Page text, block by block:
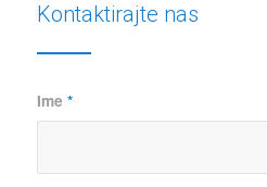
Kontaktirajte nas
Ime *